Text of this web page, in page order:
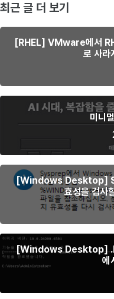
최근 글 더 보기
[RHEL] VMware에서
로 사라
미니
[Windows Desktop]
효성을 검사
[Windows Desktop]
에